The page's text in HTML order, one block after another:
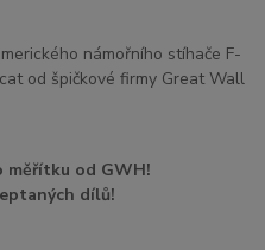
námořního stíhače F-
od špičkové firmy Great Wall
od GWH!
dílů!